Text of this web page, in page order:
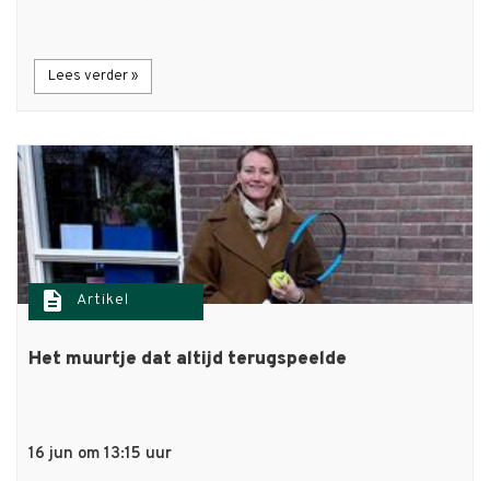
Lees verder »
description Artikel
Het muurtje dat altijd terugspeelde
16 jun om 13:15 uur